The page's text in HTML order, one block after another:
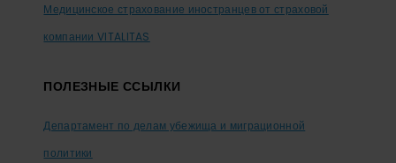
Медицинское страхование иностранцев от страховой
компании VITALITAS
ПОЛЕЗНЫЕ ССЫЛКИ
Департамент по делам убежища и миграционной
политики